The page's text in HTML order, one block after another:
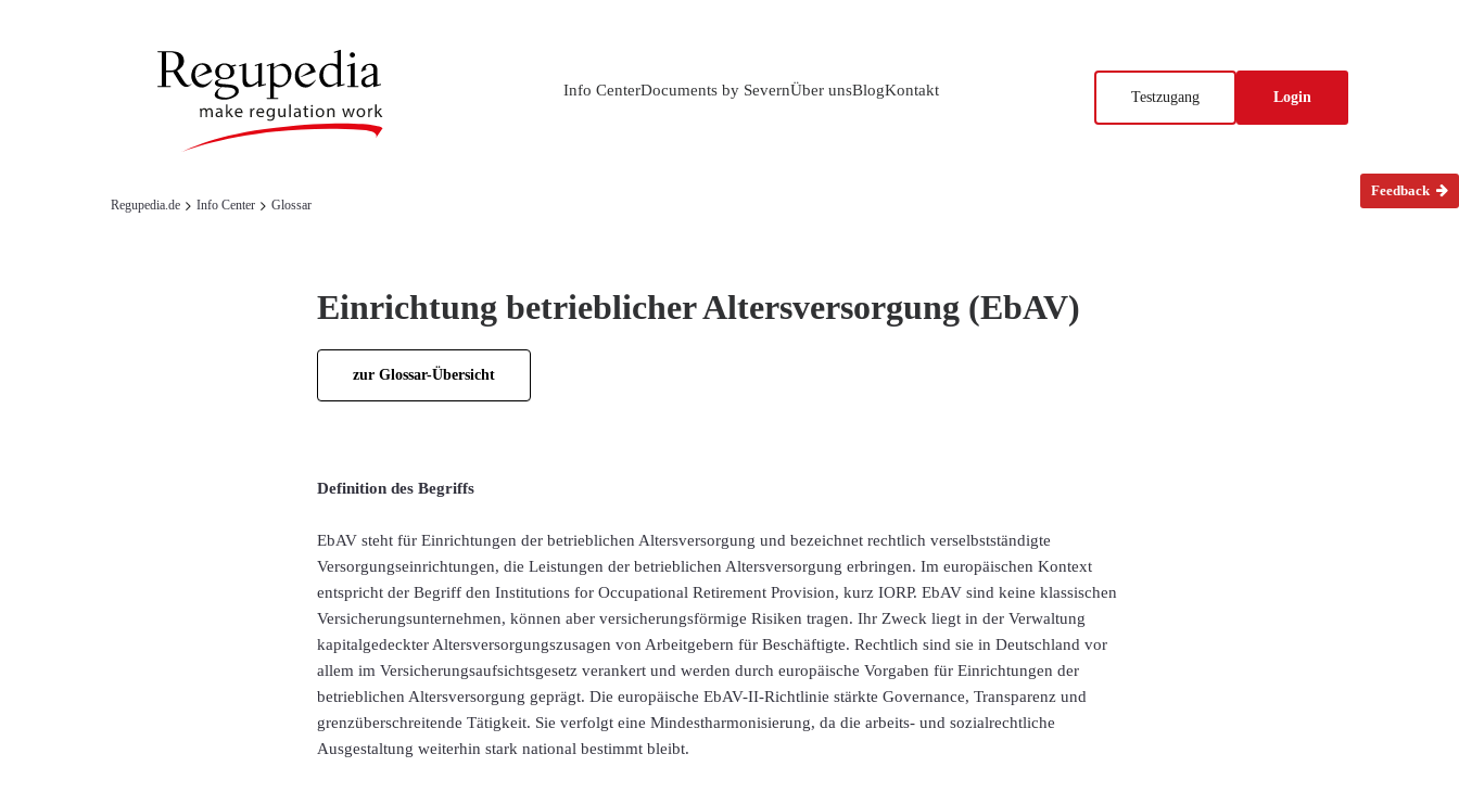
Testzugang Login
Info CenterDocuments by SevernÜber unsBlogKontakt
Regupedia.de Info Center Glossar
Feedback
Einrichtung betrieblicher Altersversorgung (EbAV)
zur Glossar-Übersicht
Definition des Begriffs
EbAV steht für Einrichtungen der betrieblichen Altersversorgung und bezeichnet rechtlich verselbstständigte
Versorgungseinrichtungen, die Leistungen der betrieblichen Altersversorgung erbringen. Im europäischen Kontext
entspricht der Begriff den Institutions for Occupational Retirement Provision, kurz IORP. EbAV sind keine klassischen
Versicherungsunternehmen, können aber versicherungsförmige Risiken tragen. Ihr Zweck liegt in der Verwaltung
kapitalgedeckter Altersversorgungszusagen von Arbeitgebern für Beschäftigte. Rechtlich sind sie in Deutschland vor
allem im Versicherungsaufsichtsgesetz verankert und werden durch europäische Vorgaben für Einrichtungen der
betrieblichen Altersversorgung geprägt. Die europäische EbAV-II-Richtlinie stärkte Governance, Transparenz und
grenzüberschreitende Tätigkeit. Sie verfolgt eine Mindestharmonisierung, da die arbeits- und sozialrechtliche
Ausgestaltung weiterhin stark national bestimmt bleibt.